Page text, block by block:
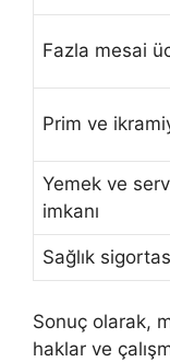
Fazla mesai
Prim ve
Yemek ve
imkanı
Sağlık
Sonuç olarak,
haklar ve